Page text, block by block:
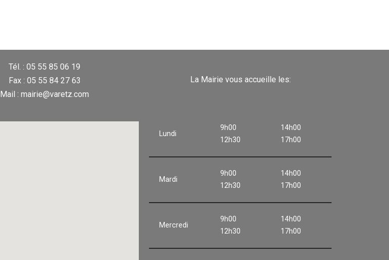
Tél. : 05 55 85 06 19
Fax : 05 55 84 27 63
Mail : mairie@varetz.com
La Mairie vous accueille les:
Lundi
9h00
12h30
14h00
17h00
Mardi
9h00
12h30
14h00
17h00
Mercredi
9h00
12h30
14h00
17h00